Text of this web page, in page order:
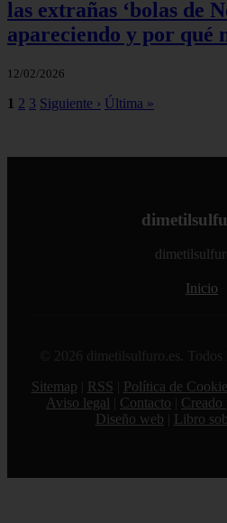
las extrañas ‘bolas de
apareciendo y por qué
12/02/2026
1 2 3 Siguiente › Última »
Inicio
© 2026 dimetilsulfuro.es. Todos
Sitemap
RSS Política de
Aviso legal
Contacto
Diseño web
Libro